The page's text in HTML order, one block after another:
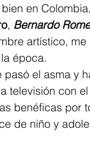
en
, Bernardo
artístico,
época.
el asma y
televisión con el
benéficas por
de niño y